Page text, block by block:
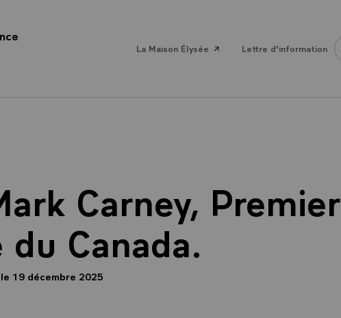
La Maison Élysée Lettre d'information
Carney, Premier
Canada.
19 décembre 2025